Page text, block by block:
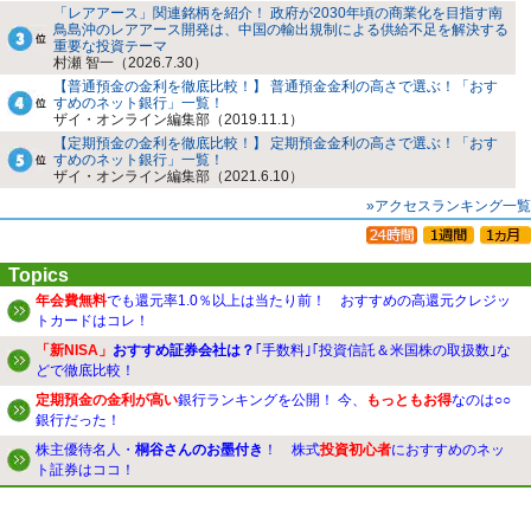
「レアアース」関連銘柄を紹介！ 政府が2030年頃の商業化を目指す南
鳥島沖のレアアース開発は、中国の輸出規制による供給不足を解決する
重要な投資テーマ
村瀬 智一（2026.7.30）
【普通預金の金利を徹底比較！】 普通預金金利の高さで選ぶ！「おす
すめのネット銀行」一覧！
ザイ・オンライン編集部（2019.11.1）
【定期預金の金利を徹底比較！】 定期預金金利の高さで選ぶ！「おす
すめのネット銀行」一覧！
ザイ・オンライン編集部（2021.6.10）
»アクセスランキング一覧
Topics
年会費無料でも還元率1.0％以上は当たり前！ おすすめの高還元クレジッ
トカードはコレ！
「新NISA」 おすすめ証券会社は？ ｢手数料｣｢投資信託＆米国株の取扱数｣な
どで徹底比較！
定期預金の金利が高い銀行ランキングを公開！ 今、 もっともお得なのは○○
銀行だった！
株主優待名人・ 桐谷さんのお墨付き ！ 株式投資初心者におすすめのネッ
ト証券はココ！